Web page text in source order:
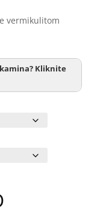
vermikulitom
Kliknite